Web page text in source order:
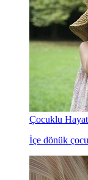
Çocuklu Hayat
İçe dönük